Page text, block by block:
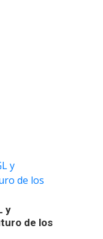
y
de los